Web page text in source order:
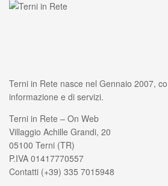
Terni in Rete nasce nel Gennaio 2007,
informazione e di servizi.
Terni in Rete – On Web
Villaggio Achille Grandi, 20
05100 Terni (TR)
P.IVA 01417770557
Contatti (+39) 335 7015948